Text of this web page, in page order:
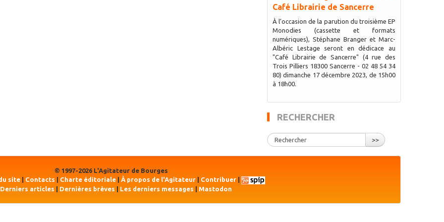
Café Librairie de Sancerre
À l’occasion de la parution du troisième EP
Monodies (cassette et formats
numériques), Stéphane Branger et Marc-
Albéric Lestage seront en dédicace au
"Café Librairie de Sancerre" (4 rue des
Trois Pilliers 18300 Sancerre - 02 48 54 34
80) dimanche 17 décembre 2023, de 15h00
à 18h00.
RECHERCHER
>>
© 1997-2026 L'Agitateur de Bourges
site Contacts Charte éditoriale À propos de l'Agitateur Contribuer
Derniers articles | Dernières brèves | Les derniers messages | Mastodon